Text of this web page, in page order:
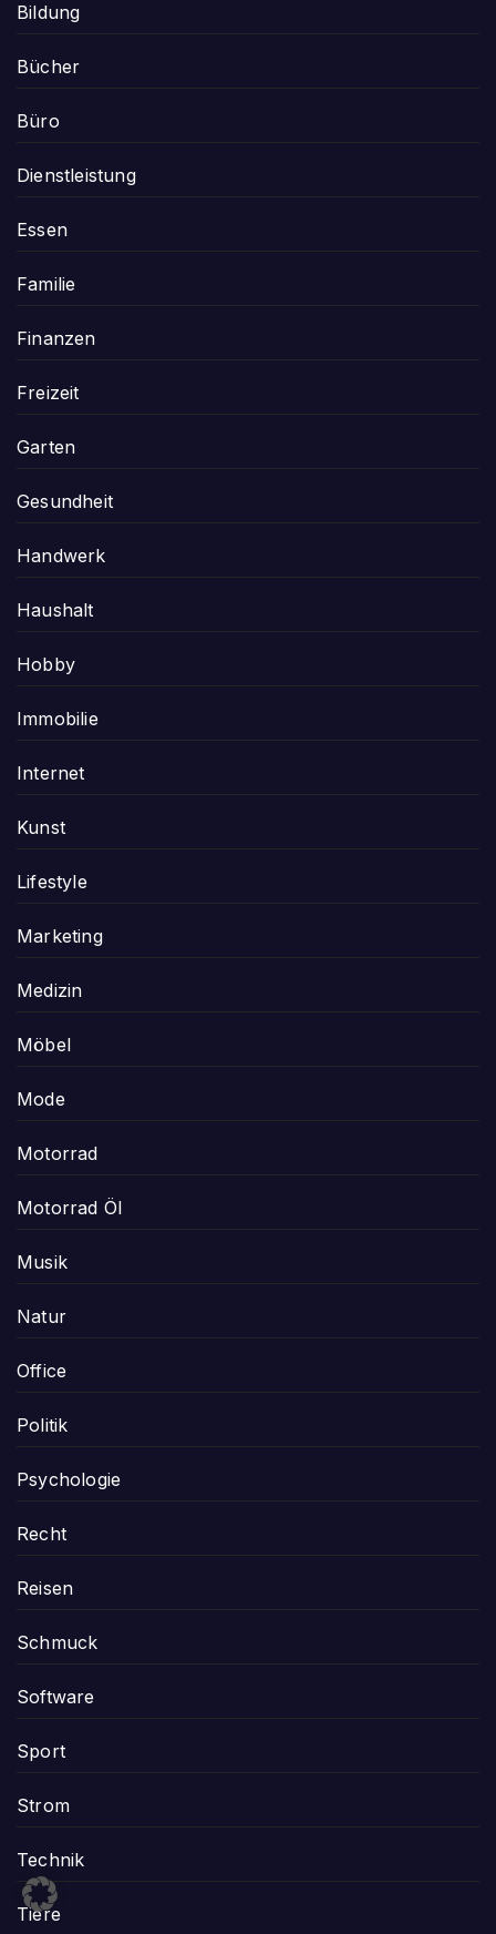
Bildung
Bücher
Büro
Dienstleistung
Essen
Familie
Finanzen
Freizeit
Garten
Gesundheit
Handwerk
Haushalt
Hobby
Immobilie
Internet
Kunst
Lifestyle
Marketing
Medizin
Möbel
Mode
Motorrad
Motorrad Öl
Musik
Natur
Office
Politik
Psychologie
Recht
Reisen
Schmuck
Software
Sport
Strom
Technik
Tiere